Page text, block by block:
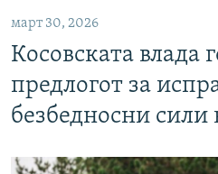
март 30, 2026
Косовската влада
предлогот за
безбедносни сили